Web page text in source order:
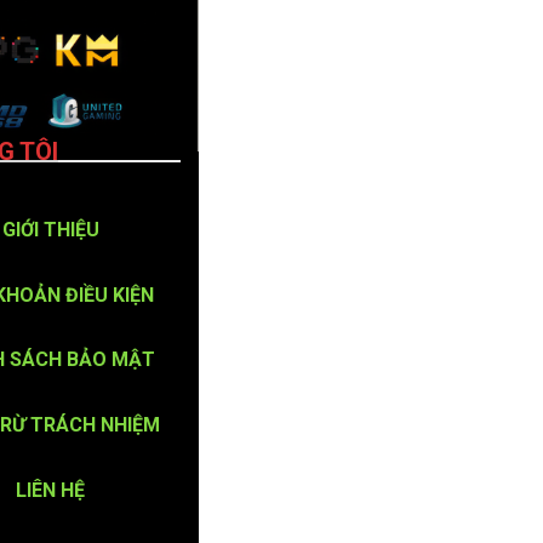
TÔI
GIỚI THIỆU
ĐIỀU KIỆN
SÁCH BẢO MẬT
TRÁCH NHIỆM
LIÊN HỆ